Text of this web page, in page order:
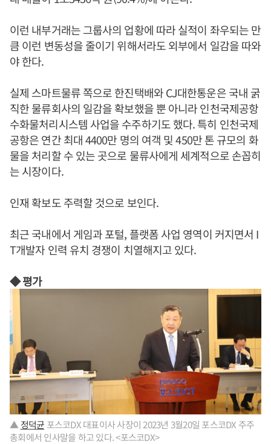
이런 내부거래는 그룹사의 업황에 따라 실적이 좌우되는 만
큼 이런 변동성을 줄이기 위해서라도 외부에서 일감을 따와
야 한다.
실제 스마트물류 쪽으로 한진택배와 CJ대한통운은 국내 굵
직한 물류회사의 일감을 확보했을 뿐 아니라 인천국제공항
수화물처리시스템 사업을 수주하기도 했다. 특히 인천국제
공항은 연간 최대 4400만 명의 여객 및 450만 톤 규모의 화
물을 처리할 수 있는 곳으로 물류사에게 세계적으로 손꼽히
는 시장이다.
인재 확보도 주력할 것으로 보인다.
최근 국내에서 게임과 포털, 플랫폼 사업 영역이 커지면서 I
T개발자 인력 유치 경쟁이 치열해지고 있다.
◆ 평가
▲ 정덕균 포스코DX 대표이사 사장이 2023년 3월20일 포스코DX 주주
총회에서 인사말을 하고 있다. <포스코DX>